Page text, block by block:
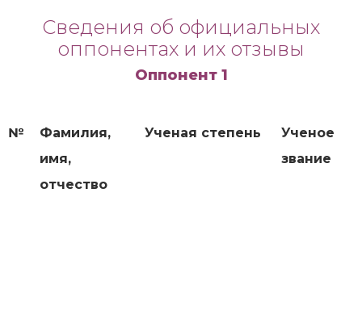
Сведения об официальных
оппонентах и их отзывы
Оппонент 1
№
Фамилия,
имя,
отчество
Ученая степень
Ученое
звание